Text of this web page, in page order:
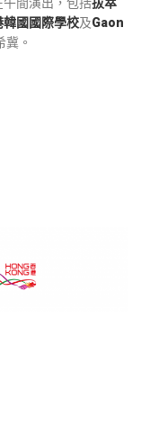
韓國國際學校及Gaon
。